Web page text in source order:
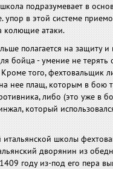
подразумевает в
упор в этой системе
колющие атаки.
полагается на защиту и
бойца - умение не терять
того, фехтовальщик
нее плащ, которым в бою
либо (это уже в
который
школы
дворянин из
году из-под его пера